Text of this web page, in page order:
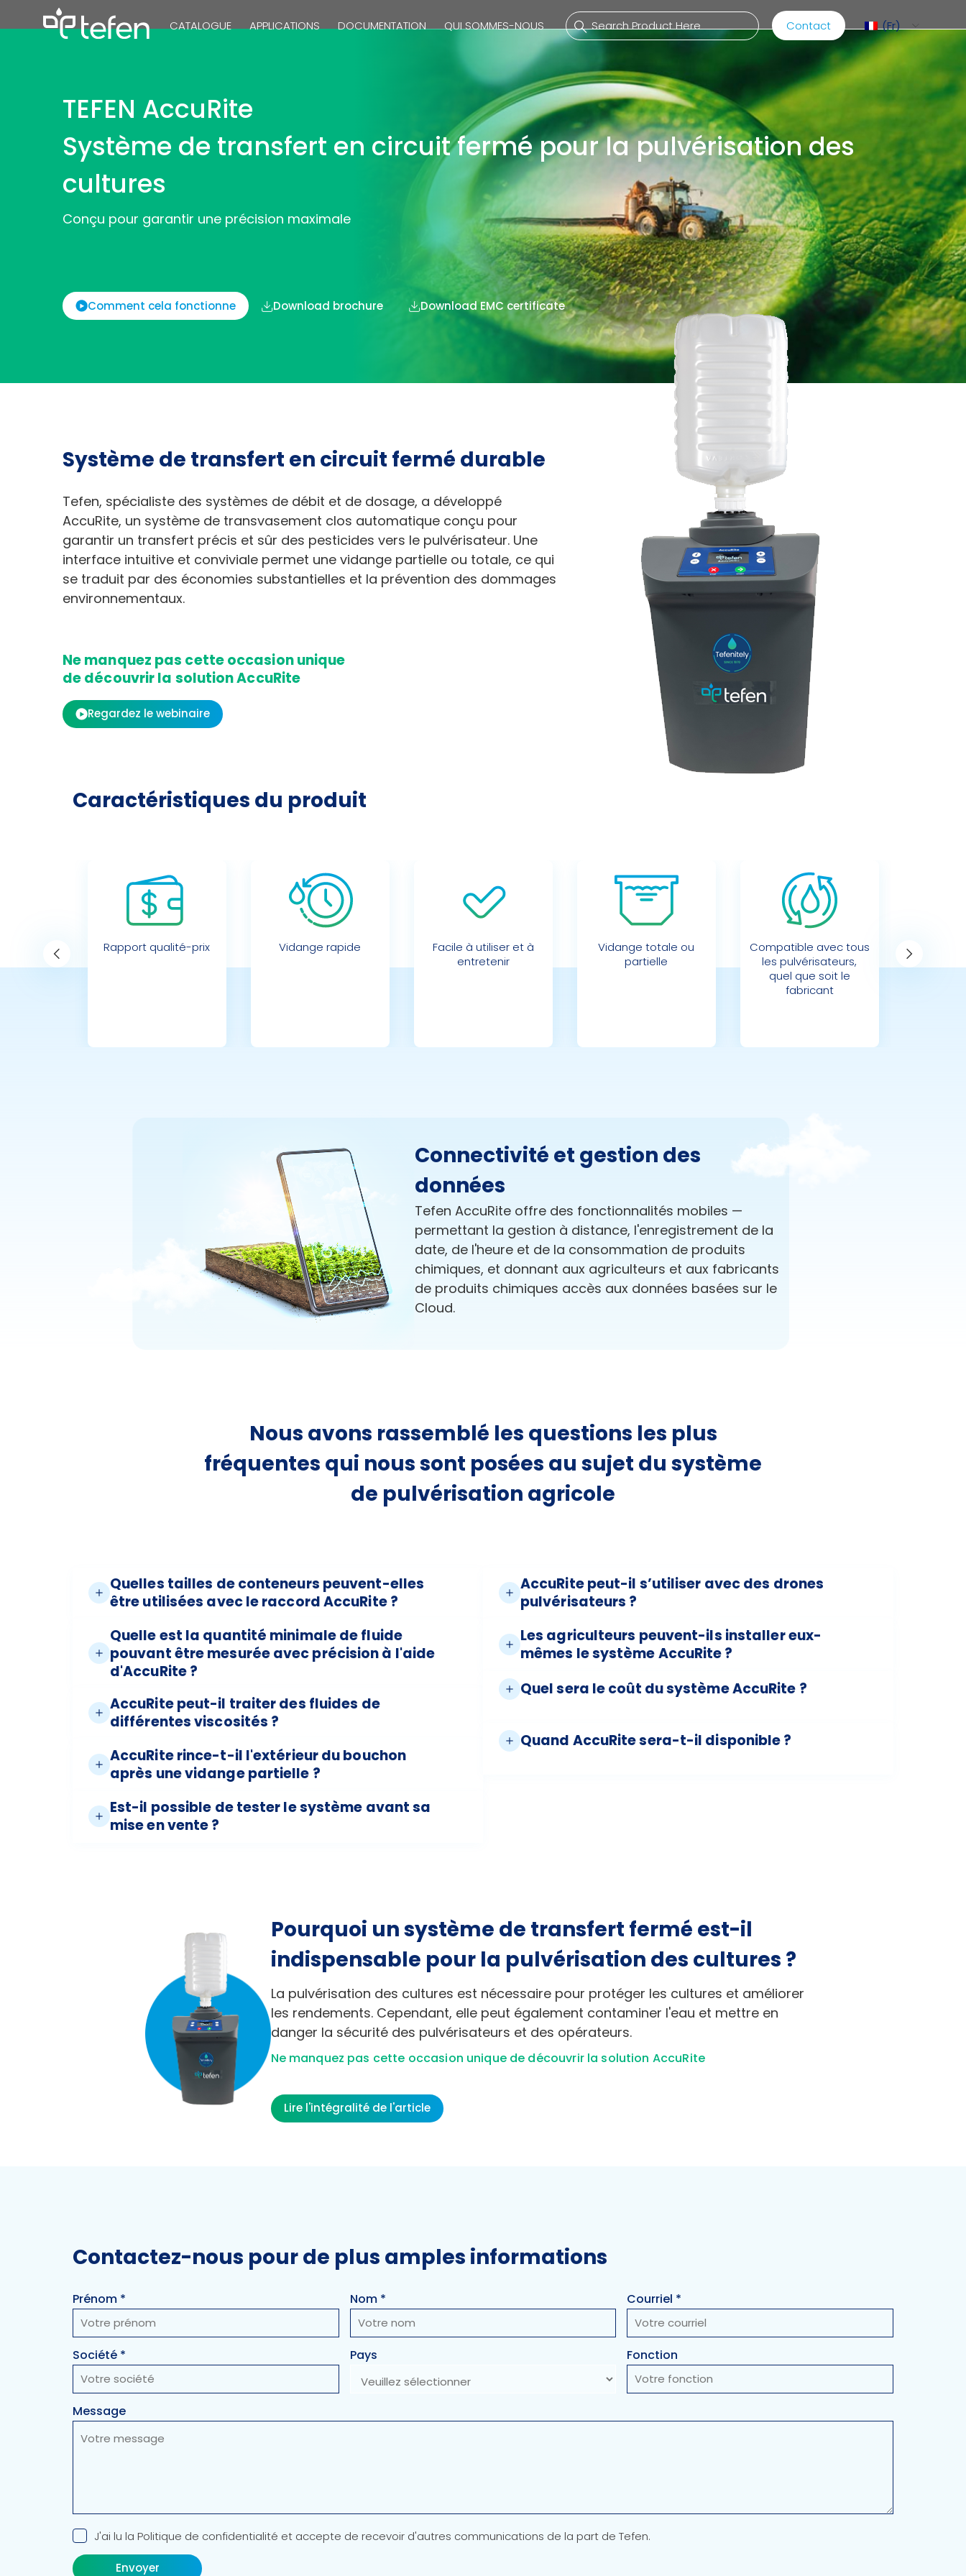
CATALOGUE
AccuRite
Raccords En PVDF
Raccords
Vannes
Les Buses
Lance De Pulverisation
MediMix
Chariot MixRite
Commande Électrique
Des Pompes Hydrauliques
APPLICATIONS DOCUMENTATION QUI SOMMES-NOUS Fr
Contact
TEFEN AccuRite
Système de transfert en circuit fermé pour la pulvérisation des
cultures
Conçu pour garantir une précision maximale
Comment cela fonctionne Download brochure Download EMC certificate
Système de transfert en circuit fermé durable
Tefen, spécialiste des systèmes de débit et de dosage, a développé
AccuRite, un système de transvasement clos automatique conçu pour
garantir un transfert précis et sûr des pesticides vers le pulvérisateur. Une
interface intuitive et conviviale permet une vidange partielle ou totale, ce qui
se traduit par des économies substantielles et la prévention des dommages
environnementaux.
Ne manquez pas cette occasion unique
de découvrir la solution AccuRite
Regardez le webinaire
Caractéristiques du produit
Rapport qualité-prix Vidange rapide
Facile à utiliser et à
entretenir
Vidange totale ou
partielle
Compatible avec tous
les pulvérisateurs,
quel que soit le
fabricant
Connectivité et gestion des
données
Tefen AccuRite offre des fonctionnalités mobiles —
permettant la gestion à distance, l'enregistrement de la
date, de l'heure et de la consommation de produits
chimiques, et donnant aux agriculteurs et aux fabricants
de produits chimiques accès aux données basées sur le
Cloud.
Nous avons rassemblé les questions les plus
fréquentes qui nous sont posées au sujet du système
de pulvérisation agricole
Quelles tailles de conteneurs peuvent-elles
être utilisées avec le raccord AccuRite ?
Quelle est la quantité minimale de fluide
pouvant être mesurée avec précision à l'aide
d'AccuRite ?
AccuRite peut-il traiter des fluides de
différentes viscosités ?
AccuRite rince-t-il l'extérieur du bouchon
après une vidange partielle ?
Est-il possible de tester le système avant sa
mise en vente ?
AccuRite peut-il s’utiliser avec des drones
pulvérisateurs ?
Les agriculteurs peuvent-ils installer eux-
mêmes le système AccuRite ?
Quel sera le coût du système AccuRite ?
Quand AccuRite sera-t-il disponible ?
Pourquoi un système de transfert fermé est-il
indispensable pour la pulvérisation des cultures ?
La pulvérisation des cultures est nécessaire pour protéger les cultures et améliorer
les rendements. Cependant, elle peut également contaminer l'eau et mettre en
danger la sécurité des pulvérisateurs et des opérateurs.
Ne manquez pas cette occasion unique de découvrir la solution AccuRite
Lire l'intégralité de l'article
Contactez-nous pour de plus amples informations
Prénom * Nom * Courriel *
Société * Pays Fonction
Message
J'ai lu la Politique de confidentialité et accepte de recevoir d'autres communications de la part de Tefen.